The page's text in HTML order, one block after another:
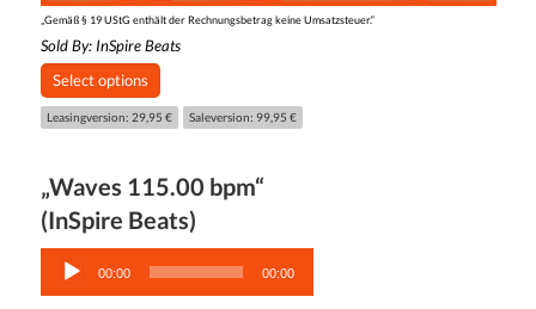
„Gemäß § 19 UStG enthält der Rechnungsbetrag keine Umsatzsteuer.“
Sold By: InSpire Beats
Select options
Leasingversion: 29,95 € Saleversion: 99,95 €
„Waves 115.00 bpm“
(InSpire Beats)
Audio-
Player
00:00 00:00